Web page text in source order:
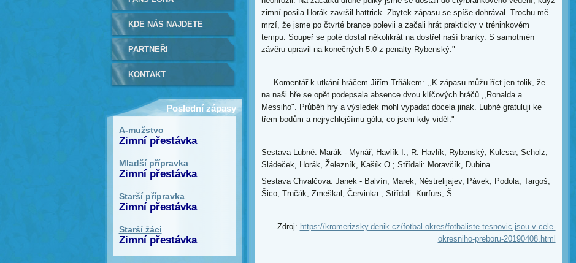
zimní posila Horák završil hattrick. Zbytek zápasu se spíše dohrával. Trochu mě
mrzí, že jsme po čtvrté brance polevii a začali hrát prakticky v tréninkovém
tempu. Soupeř se poté dostal několikrát na dostřel naší branky. S samotmén
závěru upravil na konečných 5:0 z penalty Rybenský."
Komentář k utkání hráčem Jiřím Trňákem: ,,K zápasu můžu říct jen tolik, že
na naši hře se opět podepsala absence dvou klíčových hráčů ,,Ronalda a
Messiho". Průběh hry a výsledek mohl vypadat docela jinak. Lubné gratuluji ke
třem bodům a nejrychlejšímu gólu, co jsem kdy viděl."
Sestava Lubné: Marák - Mynář, Havlík I., R. Havlík, Rybenský, Kulcsar, Scholz,
Sládeček, Horák, Železník, Kašík O.; Střídali: Moravčík, Dubina
Sestava Chvalčova: Janek - Balvín, Marek, Něstrelijajev, Pávek, Podola, Targoš,
Šico, Trnčák, Zmeškal, Červinka.; Střídali: Kurfurs, Š
Zdroj: https://kromerizsky.denik.cz/fotbal-okres/fotbaliste-tesnovic-jsou-v-cele-
okresniho-preboru-20190408.html
KDE NÁS NAJDETE
PARTNEŘI
KONTAKT
Poslední zápasy
A-mužstvo
Zimní přestávka
Mladší přípravka
Zimní přestávka
Starší přípravka
Zimní přestávka
Starší žáci
Zimní přestávka